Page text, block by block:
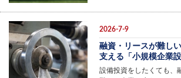
2026-7-9
融資・リースが難し
支える「小規模企業
設備投資をしたくても、